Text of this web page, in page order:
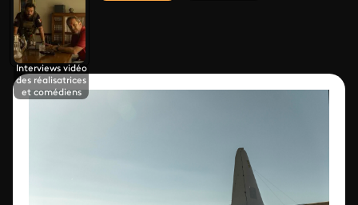
Interviews vidéo
des réalisatrices
et comédiens